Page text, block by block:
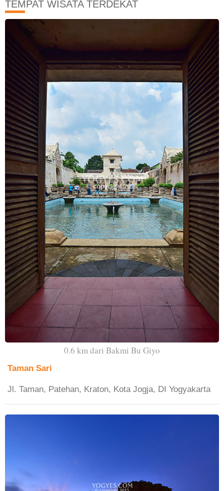
TEMPAT WISATA TERDEKAT
0.6 km dari Bakmi Bu Giyo
Taman Sari
Jl. Taman, Patehan, Kraton, Kota Jogja, DI Yogyakarta